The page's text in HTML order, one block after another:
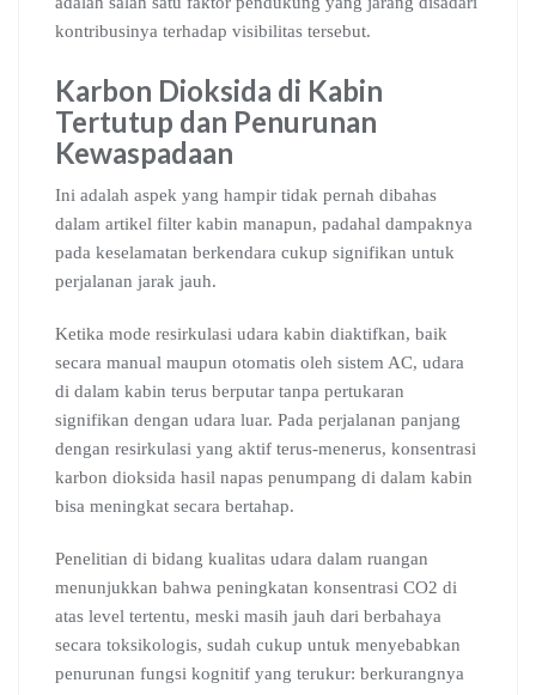
kontribusinya terhadap visibilitas tersebut.
Karbon Dioksida di Kabin
Tertutup dan Penurunan
Kewaspadaan
Ini adalah aspek yang hampir tidak pernah dibahas
dalam artikel filter kabin manapun, padahal dampaknya
pada keselamatan berkendara cukup signifikan untuk
perjalanan jarak jauh.
Ketika mode resirkulasi udara kabin diaktifkan, baik
secara manual maupun otomatis oleh sistem AC, udara
di dalam kabin terus berputar tanpa pertukaran
signifikan dengan udara luar. Pada perjalanan panjang
dengan resirkulasi yang aktif terus-menerus, konsentrasi
karbon dioksida hasil napas penumpang di dalam kabin
bisa meningkat secara bertahap.
Penelitian di bidang kualitas udara dalam ruangan
menunjukkan bahwa peningkatan konsentrasi CO2 di
atas level tertentu, meski masih jauh dari berbahaya
secara toksikologis, sudah cukup untuk menyebabkan
penurunan fungsi kognitif yang terukur: berkurangnya